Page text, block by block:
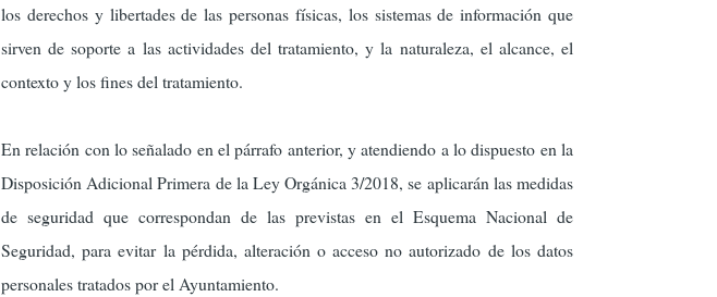
los derechos y libertades de las personas físicas, los sistemas de información que
sirven de soporte a las actividades del tratamiento, y la naturaleza, el alcance, el
contexto y los fines del tratamiento.
En relación con lo señalado en el párrafo anterior, y atendiendo a lo dispuesto en la
Disposición Adicional Primera de la Ley Orgánica 3/2018, se aplicarán las medidas
de seguridad que correspondan de las previstas en el Esquema Nacional de
Seguridad, para evitar la pérdida, alteración o acceso no autorizado de los datos
personales tratados por el Ayuntamiento.